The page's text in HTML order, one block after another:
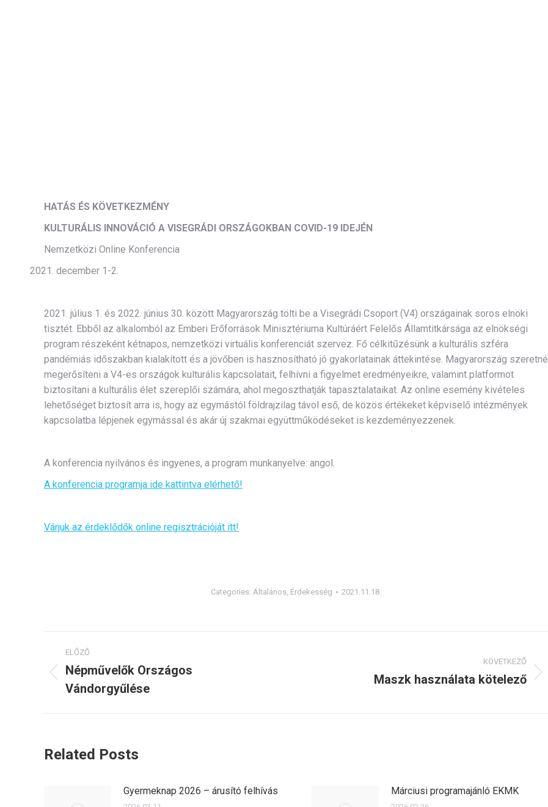
HATÁS ÉS KÖVETKEZMÉNY
KULTURÁLIS INNOVÁCIÓ A VISEGRÁDI ORSZÁGOKBAN COVID-19 IDEJÉN
Nemzetközi Online Konferencia
december 1-2.
2021. július 1. és 2022. június 30. között Magyarország tölti be a Visegrádi Csoport (V4) országainak soros elnöki
tisztét. Ebből az alkalomból az Emberi Erőforrások Minisztériuma Kultúráért Felelős Államtitkársága az elnökségi
program részeként kétnapos, nemzetközi virtuális konferenciát szervez. Fő célkitűzésünk a kulturális szféra
pandémiás időszakban kialakított és a jövőben is hasznosítható jó gyakorlatainak áttekintése. Magyarország szeretné
megerősíteni a V4-es országok kulturális kapcsolatait, felhívni a figyelmet eredményeikre, valamint platformot
biztosítani a kulturális élet szereplői számára, ahol megoszthatják tapasztalataikat. Az online esemény kivételes
lehetőséget biztosít arra is, hogy az egymástól földrajzilag távol eső, de közös értékeket képviselő intézmények
kapcsolatba lépjenek egymással és akár új szakmai együttműködéseket is kezdeményezzenek.
A konferencia nyilvános és ingyenes, a program munkanyelve: angol.
A konferencia programja ide kattintva elérhető!
Várjuk az érdeklődők online regisztrációját itt!
Categories: Általános Érdekesség 2021.11.18.
Post
navigation
ELŐZŐ
Previous
post:
Népművelők Országos
Vándorgyűlése
KÖVETKEZŐ
Maszk használata kötelező
Related Posts
Gyermeknap 2026 – árusító felhívás Márciusi programajánló EKMK